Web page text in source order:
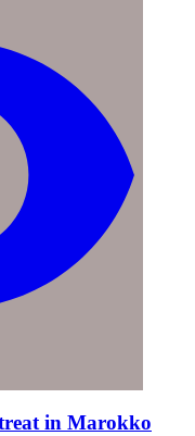
in Marokko